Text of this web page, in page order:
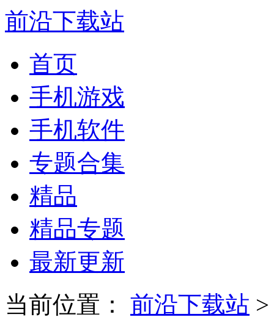
前沿下载站
首页
手机游戏
手机软件
专题合集
精品
精品专题
最新更新
当前位置：
前沿下载站